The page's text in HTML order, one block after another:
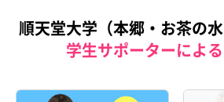
順天堂大学（本郷・お茶の
学生サポーターによ